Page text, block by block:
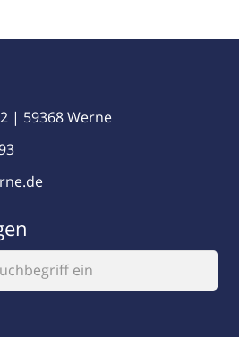
| 59368 Werne